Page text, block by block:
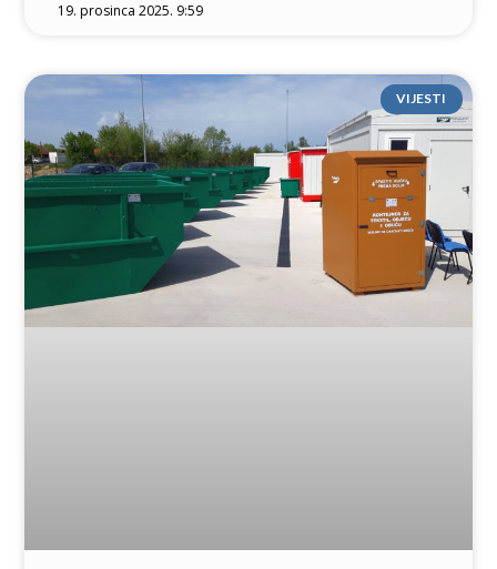
19. prosinca 2025. 9:59
VIJESTI